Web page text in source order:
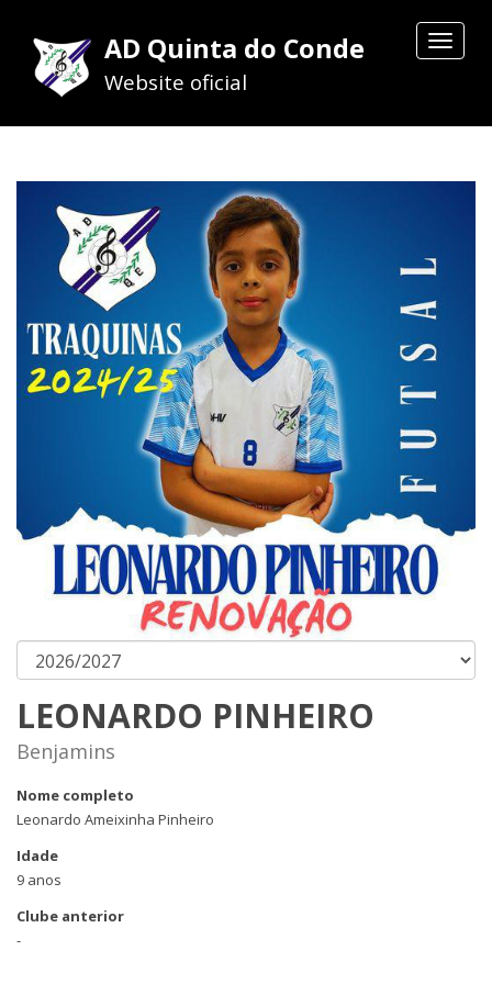
Toggle
AD Quinta do Conde
Website oficial
LEONARDO PINHEIRO
Benjamins
Nome completo
Leonardo Ameixinha Pinheiro
Idade
9 anos
Clube anterior
-